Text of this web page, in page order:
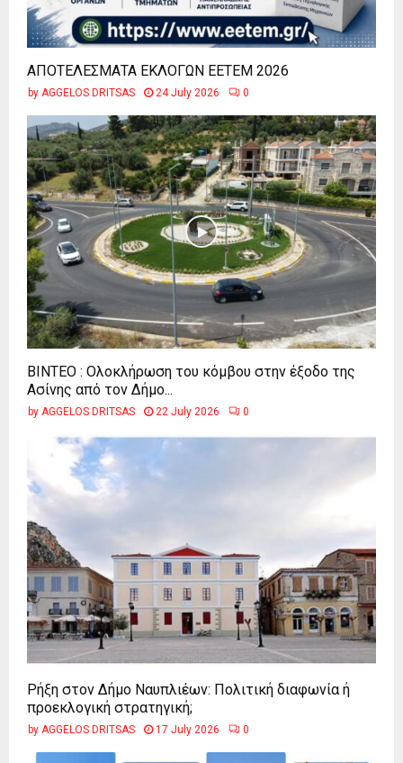
ΑΠΟΤΕΛΕΣΜΑΤΑ ΕΚΛΟΓΩΝ ΕΕΤΕΜ 2026
by AGGELOS DRITSAS 24 July 2026 0
ΒΙΝΤΕΟ : Ολοκλήρωση του κόμβου στην έξοδο της
Ασίνης από τον Δήμο...
by AGGELOS DRITSAS 22 July 2026 0
Ρήξη στον Δήμο Ναυπλιέων: Πολιτική διαφωνία ή
προεκλογική στρατηγική;
by AGGELOS DRITSAS 17 July 2026 0